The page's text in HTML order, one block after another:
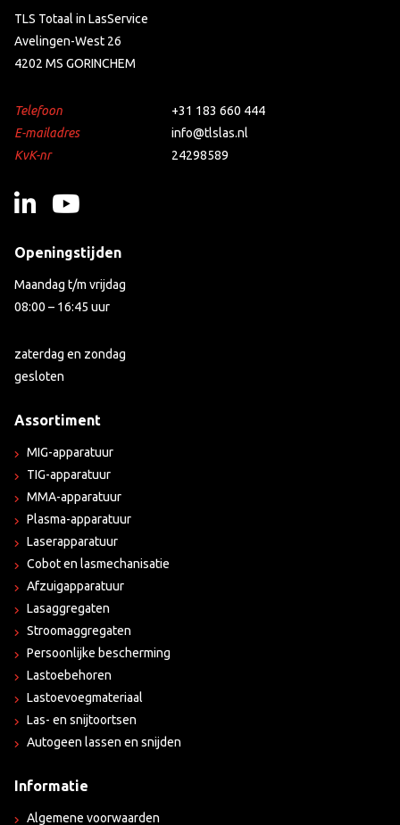
TLS Totaal in LasService
Avelingen-West 26
4202 MS GORINCHEM
Telefoon
+31 183 660 444
E-mailadres
info@tlslas.nl
KvK-nr
24298589
Openingstijden
Maandag t/m vrijdag
08:00 – 16:45 uur
zaterdag en zondag
gesloten
Assortiment
MIG-apparatuur
TIG-apparatuur
MMA-apparatuur
Plasma-apparatuur
Laserapparatuur
Cobot en lasmechanisatie
Afzuigapparatuur
Lasaggregaten
Stroomaggregaten
Persoonlijke bescherming
Lastoebehoren
Lastoevoegmateriaal
Las- en snijtoortsen
Autogeen lassen en snijden
Informatie
Algemene voorwaarden